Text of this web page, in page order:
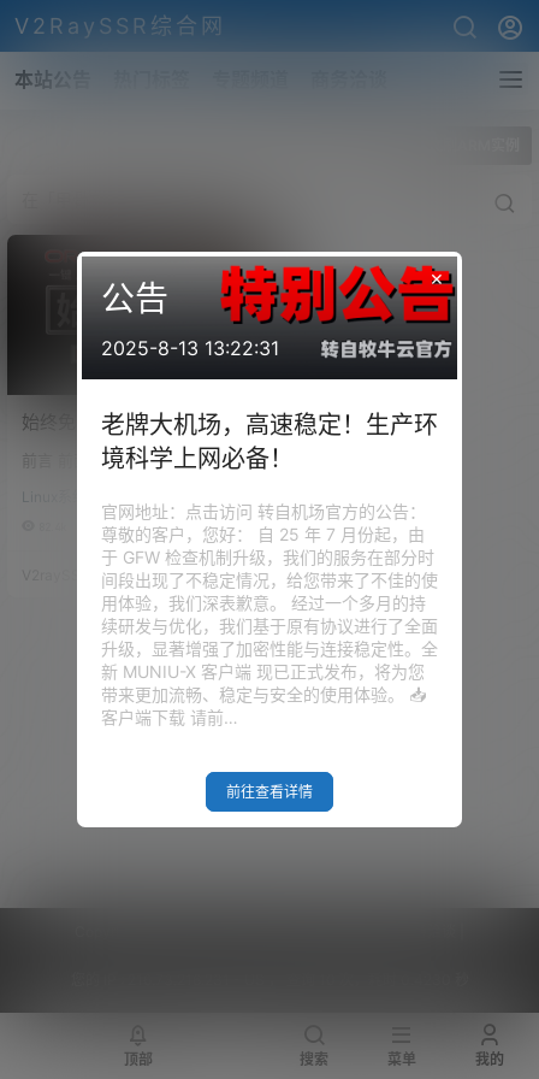
V2RaySSR综合网
本站公告
始终免费的 4核 24G内存 的
VPS！甲骨文 (oracle) 抢/刷
ARM 实例！一键脚本部署开
ARM机器！
前言 前面为大家讲过了，如何 申
很多小伙伴们也是申请到了属于
自己的免费的甲骨文 (oracle) VP
S，在这里祝福大家。 相信大家
在开实例的时候，也看到了很强
悍的 ARM 的配置资源，最高可
以达到 4核 24G 内存的免费资
源。 官方原话：每个租户每月可
免费获得前 3,000 个 OCPU 小
时和 18,000 GB 小时，以使用 V
M.Standard.…
0
V2raySSR综合网 22年7月2日
×
公告
2025-8-13 13:22:31
老牌大机场，高速稳定！生产环
境科学上网必备！
官网地址：点击访问 转自机场官方的公告：
尊敬的客户，您好： 自 25 年 7 月份起，由
于 GFW 检查机制升级，我们的服务在部分时
间段出现了不稳定情况，给您带来了不佳的使
用体验，我们深表歉意。 经过一个多月的持
续研发与优化，我们基于原有协议进行了全面
升级，显著增强了加密性能与连接稳定性。全
新 MUNIU-X 客户端 现已正式发布，将为您
带来更加流畅、稳定与安全的使用体验。 📥
客户端下载 请前…
前往查看详情
顶部 搜索 菜单 我的